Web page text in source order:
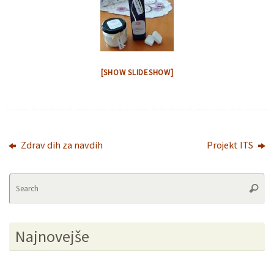
[SHOW SLIDESHOW]
Zdrav dih za navdih Projekt ITS
Najnovejše